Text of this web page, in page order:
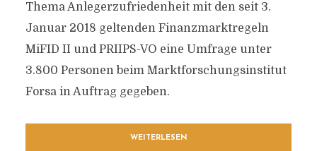
Thema Anlegerzufriedenheit mit den seit 3.
Januar 2018 geltenden Finanzmarktregeln
MiFID II und PRIIPS-VO eine Umfrage unter
3.800 Personen beim Marktforschungsinstitut
Forsa in Auftrag gegeben.
WEITERLESEN